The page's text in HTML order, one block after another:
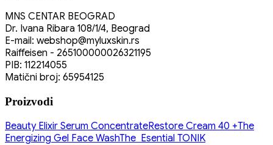
MNS CENTAR BEOGRAD
Dr. Ivana Ribara 108/1/4, Beograd
E-mail: webshop@myluxskin.rs
Raiffeisen - 265100000026321195
PIB: 112214055
Matični broj: 65954125
Proizvodi
Beauty Elixir Serum ConcentrateRestore Cream 40 +The
Energizing Gel Face WashThe Esential TONIK